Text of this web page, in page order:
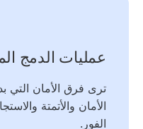
عمليات الدمج
ترى فرق الأمان التي
الفور.